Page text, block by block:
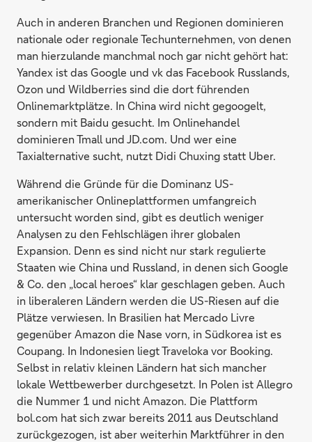
Auch in anderen Branchen und Regionen dominieren
nationale oder regionale Techunternehmen, von denen
man hierzulande manchmal noch gar nicht gehört hat:
Yandex ist das Google und vk das Facebook Russlands,
Ozon und Wildberries sind die dort führenden
Onlinemarktplätze. In China wird nicht gegoogelt,
sondern mit Baidu gesucht. Im Onlinehandel
dominieren Tmall und JD.com. Und wer eine
Taxialternative sucht, nutzt Didi Chuxing statt Uber.
Während die Gründe für die Dominanz US-
amerikanischer Onlineplattformen umfangreich
untersucht worden sind, gibt es deutlich weniger
Analysen zu den Fehlschlägen ihrer globalen
Expansion. Denn es sind nicht nur stark regulierte
Staaten wie China und Russland, in denen sich Google
& Co. den „local heroes“ klar geschlagen geben. Auch
in liberaleren Ländern werden die US-Riesen auf die
Plätze verwiesen. In Brasilien hat Mercado Livre
gegenüber Amazon die Nase vorn, in Südkorea ist es
Coupang. In Indonesien liegt Traveloka vor Booking.
Selbst in relativ kleinen Ländern hat sich mancher
lokale Wettbewerber durchgesetzt. In Polen ist Allegro
die Nummer 1 und nicht Amazon. Die Plattform
bol.com hat sich zwar bereits 2011 aus Deutschland
zurückgezogen, ist aber weiterhin Marktführer in den